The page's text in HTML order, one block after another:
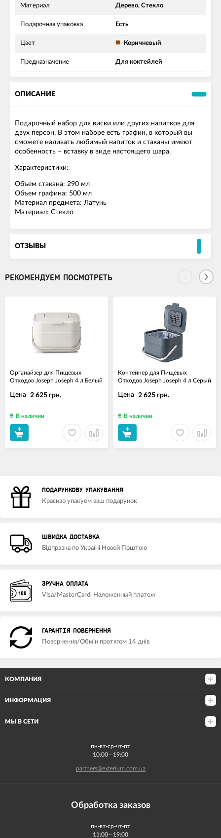
Материал Дерево, Стекло
Подарочная упаковка Есть
Цвет Коричневый
Предназначение Для коктейлей
ОПИСАНИЕ
Подарочный набор для виски или других напитков для
двух персон. В этом наборе есть графин, в который вы
сможете наливать любимый напиток и стаканы имеют
особенность – вставку в виде настоящего шара.
Характеристики:
Объем стакана: 290 мл
Объем графина: 500 мл
Материал предмета: Латунь
Материал: Стекло
ОТЗЫВЫ
РЕКОМЕНДУЕМ ПОСМОТРЕТЬ
Органайзер для Пищевых
Отходов Joseph Joseph 4 л Белый
Цена 2 625 грн.
В наличии
Контейнер для Пищевых
Отходов Joseph Joseph 4 л Серый
Цена 2 625 грн.
В наличии
ПОДАРУНКОВУ УПАКУВАННЯ
Красиво упакуем ваш подарунок
ШВИДКА ДОСТАВКА
Відправка по Україні Новой Поштою
ЗРУЧНА ОПЛАТА
Visa/MasterCard, Наложенный платеж
ГАРАНТІЯ ПОВЕРНЕННЯ
Повернення/Обмін протягом 14 днів
КОМПАНИЯ
ИНФОРМАЦИЯ
МЫ В СЕТИ
пн-вт-ср-чт-пт
10:00—19:00
partners@exterium.com.ua
Обработка заказов
пн-вт-ср-чт-пт
11:00—19:00